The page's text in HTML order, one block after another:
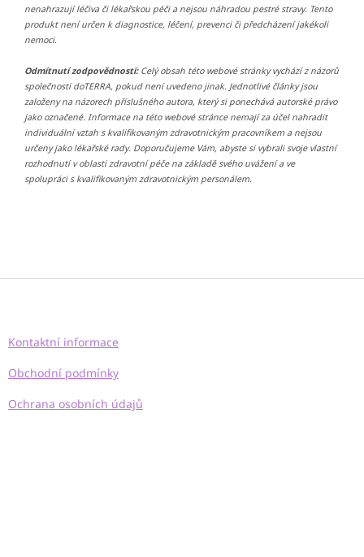
nenahrazují léčiva či lékařskou péči a nejsou náhradou pestré stravy. Tento
produkt není určen k diagnostice, léčení, prevenci či předcházení jakékoli
nemoci.
Odmítnutí zodpovědnosti:Celý obsah této webové stránky vychází z názorů
společnosti doTERRA, pokud není uvedeno jinak. Jednotlivé články jsou
založeny na názorech příslušného autora, který si ponechává autorské právo
jako označené. Informace na této webové stránce nemají za účel nahradit
individuální vztah s kvalifikovaným zdravotnickým pracovníkem a nejsou
určeny jako lékařské rady. Doporučujeme Vám, abyste si vybrali svoje vlastní
rozhodnutí v oblasti zdravotní péče na základě svého uvážení a ve
spolupráci s kvalifikovaným zdravotnickým personálem.
Z
Kontaktní informace
Obchodní podmínky
Ochrana osobních údajů